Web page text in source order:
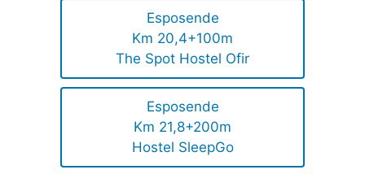
Esposende
Km 20,4+100m
The Spot Hostel Ofir
Esposende
Km 21,8+200m
Hostel SleepGo